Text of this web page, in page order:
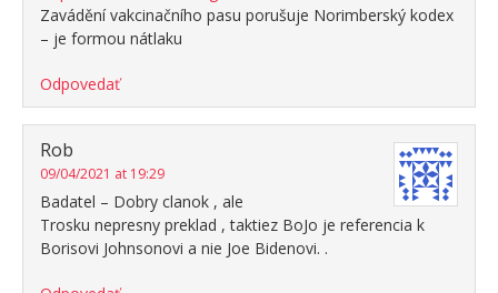
Zavádění vakcinačního pasu porušuje Norimberský kodex
– je formou nátlaku
Odpovedať
Rob
09/04/2021 at 19:29
Badatel – Dobry clanok , ale
Trosku nepresny preklad , taktiez BoJo je referencia k
Borisovi Johnsonovi a nie Joe Bidenovi. .